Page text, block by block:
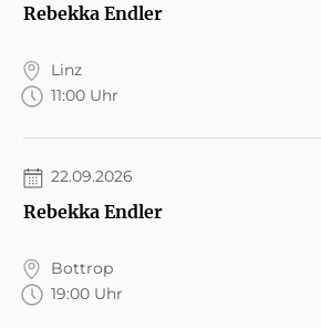
Rebekka Endler
Linz
11:00 Uhr
22.09.2026
Rebekka Endler
Bottrop
19:00 Uhr